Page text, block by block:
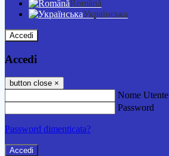
Română
Українська
Accedi
Accedi
button close ×
Nome Utente
Password
Password dimenticata?